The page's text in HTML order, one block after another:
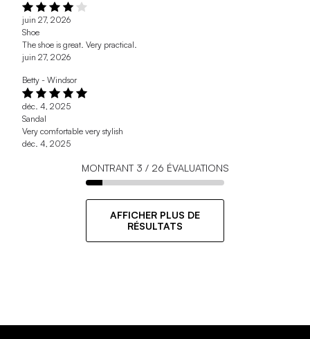
juin 27, 2026
Shoe
The shoe is great. Very practical.
juin 27, 2026
Betty - Windsor
déc. 4, 2025
Sandal
Very comfortable very stylish
déc. 4, 2025
MONTRANT 3 / 26 ÉVALUATIONS
AFFICHER PLUS DE
RÉSULTATS